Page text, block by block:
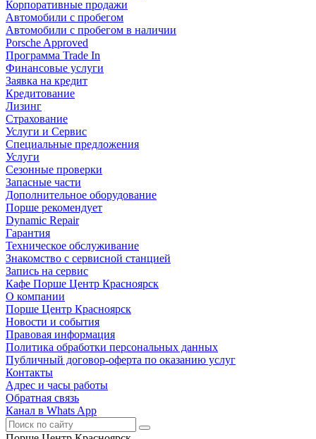
Корпоративные продажи
Автомобили с пробегом
Автомобили с пробегом в наличии
Porsche Approved
Программа Trade In
Финансовые услуги
Заявка на кредит
Кредитование
Лизинг
Страхование
Услуги и Сервис
Специальные предложения
Услуги
Сезонные проверки
Запасные части
Дополнительное оборудование
Порше рекомендует
Dynamic Repair
Гарантия
Техническое обслуживание
Знакомство с сервисной станцией
Запись на сервис
Кафе Порше Центр Красноярск
О компании
Порше Центр Красноярск
Новости и события
Правовая информация
Политика обработки персональных данных
Публичный договор-оферта по оказанию услуг
Контакты
Адрес и часы работы
Обратная связь
Канал в Whats App